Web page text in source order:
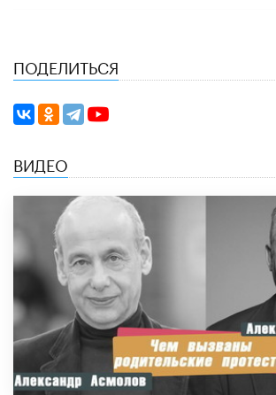
ПОДЕЛИТЬСЯ
ВИДЕО